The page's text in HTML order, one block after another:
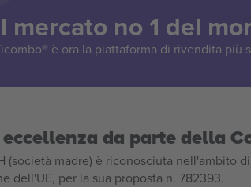
mercato no 1 del
è ora la piattaforma di rivendita più
da parte della
(società madre) è riconosciuta nell'ambito
dell'UE, per la sua proposta n. 782393.